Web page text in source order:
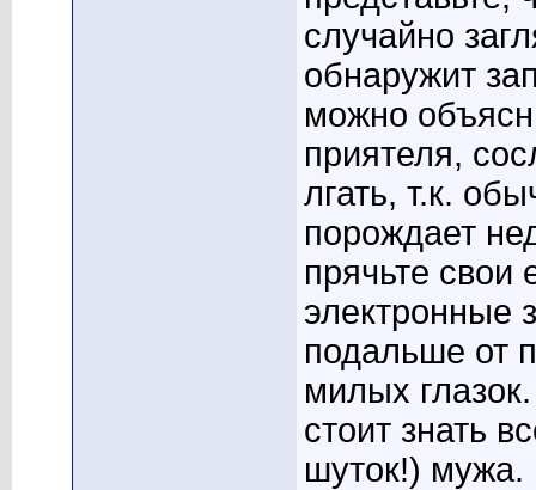
случайно
обнаружит
можно
приятеля,
лгать, т.к.
порождает
прячьте
электронные
подальше от
милых
стоит знать
шуток!) мужа.